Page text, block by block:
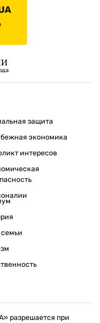
защита
экономика
интересов
семьи
разрешается при